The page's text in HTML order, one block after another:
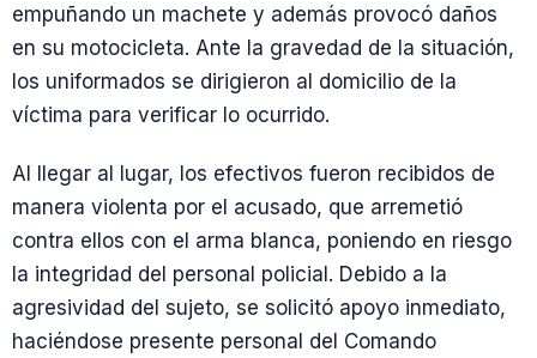
empuñando un machete y además provocó daños
en su motocicleta. Ante la gravedad de la situación,
los uniformados se dirigieron al domicilio de la
víctima para verificar lo ocurrido.
Al llegar al lugar, los efectivos fueron recibidos de
manera violenta por el acusado, que arremetió
contra ellos con el arma blanca, poniendo en riesgo
la integridad del personal policial. Debido a la
agresividad del sujeto, se solicitó apoyo inmediato,
haciéndose presente personal del Comando